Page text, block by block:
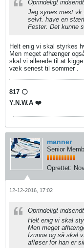
Oprindeligt
Jeg synes mest
selvf. have en
Fester. Det kunne
Helt enig vi skal styrkes
Men meget afhænger
skal vi allerede til at
væk senest til sommer .
817 ⚪️
Y.N.W.A ❤️
manner
Senior
Oprettet:
12-12-2016, 17:02
Oprindeligt
Helt enig vi skal
Men meget
Izunna og så skal
afløser for han er